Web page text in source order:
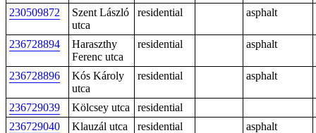
230509872
Szent László
utca
residential asphalt
236728894
Haraszthy
Ferenc utca
residential asphalt
236728896
Kós Károly
utca
residential asphalt
236729039 Kölcsey utca
residential
236729040
Klauzál utca residential
asphalt